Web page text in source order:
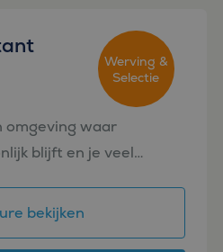
Werving &
Selectie
omgeving waar
blijft en je veel
met direct
bekijken